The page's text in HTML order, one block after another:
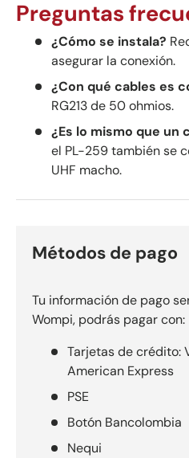
Preguntas
¿Cómo se instala?
asegurar la conexión.
¿Con qué cables es
RG213 de 50 ohmios.
¿Es lo mismo que un
el PL-259 también se
UHF macho.
Métodos de pago
Tu información de pago
Wompi, podrás pagar con:
Tarjetas de crédito:
American Express
PSE
Botón Bancolombia
Nequi